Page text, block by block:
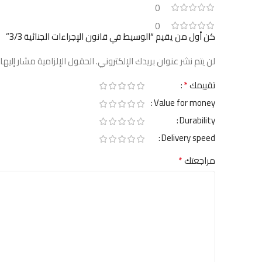
0
0
كن أول من يقيم “الوسيط في قانون الإجراءات الجنائية 3/3”
لن يتم نشر عنوان بريدك الإلكتروني.الحقول الإلزامية مشار
تقييمك*
Value for money
Durability
Delivery speed
مراجعتك*